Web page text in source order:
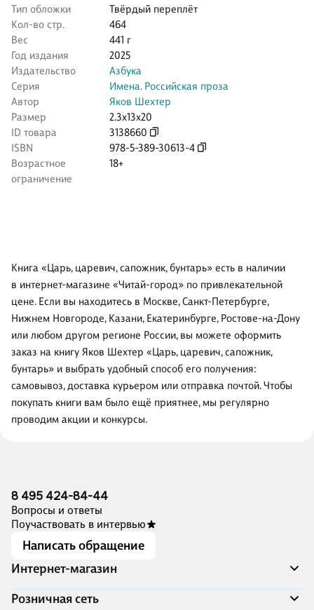
Тип обложки
Твёрдый переплёт
Кол-во стр.
464
Вес
441 г
Год издания
2025
Издательство
Азбука
Серия
Имена. Российская проза
Автор
Яков Шехтер
Размер
2.3x13x20
ID товара
3138660
ISBN
978-5-389-30613-4
Возрастное
ограничение
18+
Книга «Царь, царевич, сапожник, бунтарь» есть в наличии
в интернет-магазине «Читай-город» по привлекательной
цене. Если вы находитесь в Москве, Санкт-Петербурге,
Нижнем Новгороде, Казани, Екатеринбурге, Ростове-на-Дону
или любом другом регионе России, вы можете оформить
заказ на книгу Яков Шехтер «Царь, царевич, сапожник,
бунтарь» и выбрать удобный способ его получения:
самовывоз, доставка курьером или отправка почтой. Чтобы
покупать книги вам было ещё приятнее, мы регулярно
проводим акции и конкурсы.
8 495 424-84-44
Вопросы и ответы
Поучаствовать в интервью
Написать обращение
Интернет-магазин
Акции
Розничная сеть